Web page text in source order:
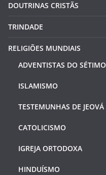
DOUTRINAS CRISTÃS
TRINDADE
RELIGIÕES MUNDIAIS
ADVENTISTAS DO
ISLAMISMO
TESTEMUNHAS DE JEOVÁ
CATOLICISMO
IGREJA ORTODOXA
HINDUÍSMO